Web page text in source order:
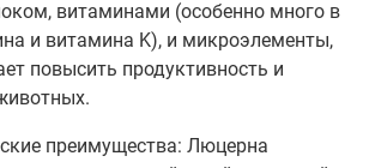
витаминами (особенно много в
и витамина K), и микроэлементы,
повысить продуктивность и
преимущества: Люцерна